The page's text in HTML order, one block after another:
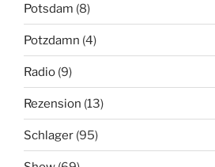
Potsdam (8)
Potzdamn (4)
Radio (9)
Rezension (13)
Schlager (95)